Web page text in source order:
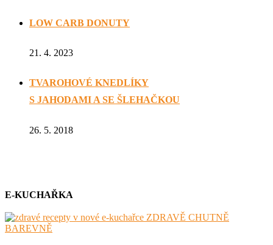
LOW CARB DONUTY
21. 4. 2023
TVAROHOVÉ KNEDLÍKY
S JAHODAMI A SE ŠLEHAČKOU
26. 5. 2018
E-KUCHAŘKA